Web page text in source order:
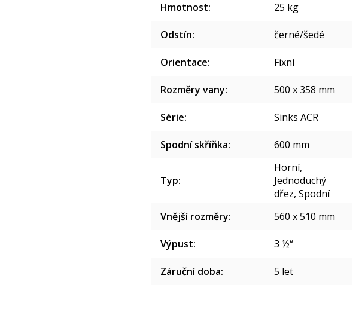
Hmotnost: 25 kg
Odstín: černé/šedé
Orientace: Fixní
Rozměry vany: 500 x 358 mm
Série: Sinks ACR
Spodní skříňka: 600 mm
Typ:
Horní,
Jednoduchý
dřez, Spodní
Vnější rozměry: 560 x 510 mm
Výpust: 3 ½“
Záruční doba: 5 let